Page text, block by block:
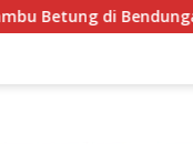
Sei Nongsa